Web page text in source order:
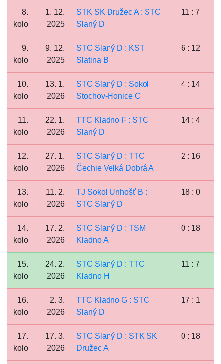
8.
kolo
1. 12.
2025
STK SK Družec A : STC
Slaný D
11 : 7
9.
kolo
9. 12.
2025
STC Slaný D : KST
Slatina B
6 : 12
10.
kolo
13. 1.
2026
STC Slaný D : Sokol
Stochov-Honice C
4 : 14
11.
kolo
22. 1.
2026
TTC Kladno F : STC
Slaný D
14 : 4
12.
kolo
27. 1.
2026
STC Slaný D : TTC
Čechie Velká Dobrá A
2 : 16
13.
kolo
11. 2.
2026
TJ Sokol Unhošť B :
STC Slaný D
18 : 0
14.
kolo
17. 2.
2026
STC Slaný D : TSM
Kladno A
0 : 18
15.
kolo
24. 2.
2026
STC Slaný D : TTC
Kladno H
11 : 7
16.
kolo
2. 3.
2026
TTC Kladno G : STC
Slaný D
17 : 1
17.
kolo
17. 3.
2026
STC Slaný D : STK SK
Družec A
0 : 18